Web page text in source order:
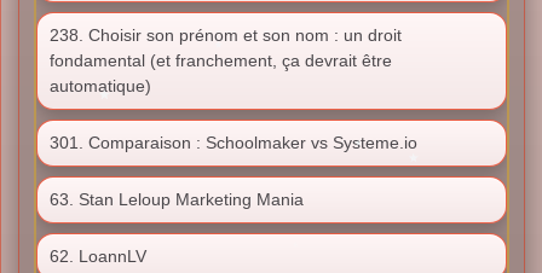
238. Choisir son prénom et son nom : un droit
fondamental (et franchement, ça devrait être
automatique)
301. Comparaison : Schoolmaker vs Systeme.io
63. Stan Leloup Marketing Mania
62. LoannLV